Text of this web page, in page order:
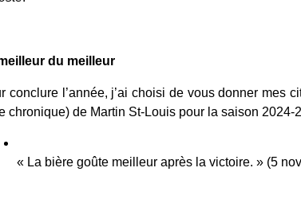
du meilleur
conclure l’année, j’ai choisi de vous donner mes
chronique) de Martin St-Louis pour la saison 2024-
« La bière goûte meilleur après la victoire. » (5